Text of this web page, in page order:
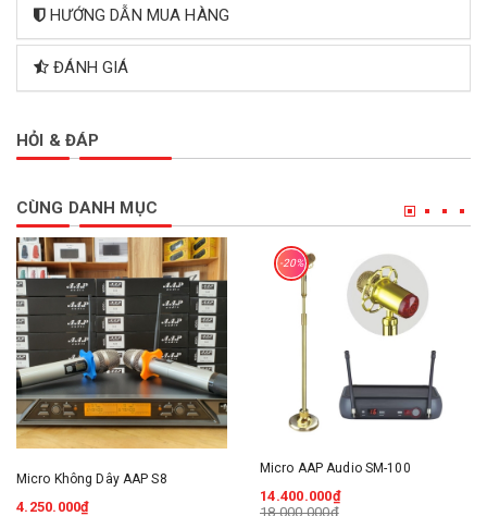
HƯỚNG DẪN MUA HÀNG
ĐÁNH GIÁ
HỎI & ĐÁP
CÙNG DANH MỤC
Micro Không Dây AAP S8
4.250.000₫
-20%
Micro AAP Audio SM-100
14.400.000₫
18.000.000₫